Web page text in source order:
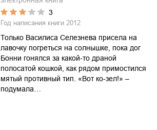
3
Год написания книги 2012
Только Василиса Селезнева присела на
лавочку погреться на солнышке, пока дог
Бонни гонялся за какой-то драной
полосатой кошкой, как рядом примостился
мятый противный тип. «Вот ко-зел!» –
подумала…